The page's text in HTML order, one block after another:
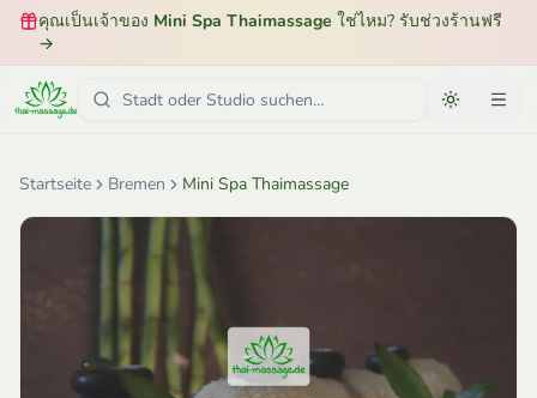
คุณเป็นเจ้าของ Mini Spa Thaimassage ใช่ไหม? รับช่วงร้านฟรี
→
Startseite Bremen Mini Spa Thaimassage